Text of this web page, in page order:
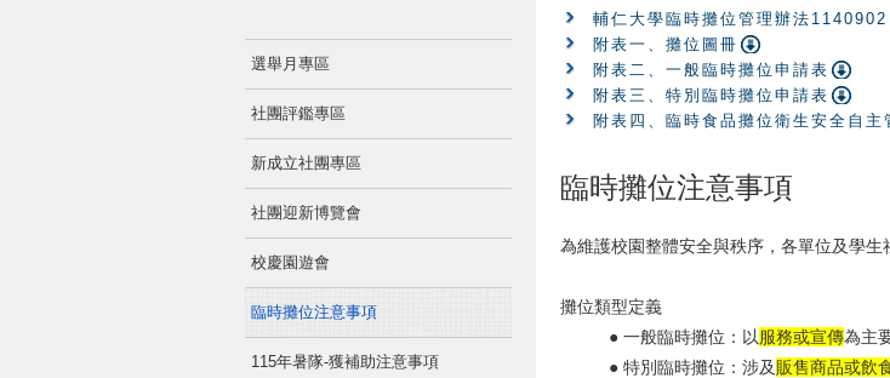
選舉月專區
社團評鑑專區
新成立社團專區
社團迎新博覽會
校慶園遊會
臨時攤位注意事項
115年暑隊-獲補助注意事項
輔仁大學臨時攤位管理辦法1140902
附表一、攤位圖冊
附表二、一般臨時攤位申請表
附表三、特別臨時攤位申請表
附表四、臨時食品攤位衛生安全自主
臨時攤位注意事項
為維護校園整體安全與秩序，各單位及學生
攤位類型定義
● 一般臨時攤位：以服務或宣傳為主
● 特別臨時攤位：涉及販售商品或飲